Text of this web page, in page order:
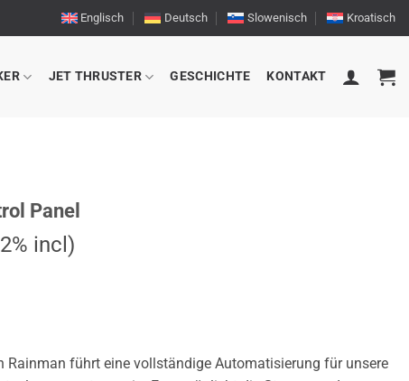
Englisch Deutsch Slowenisch Kroatisch
JET THRUSTER GESCHICHTE KONTAKT
Panel
incl)
Rainman führt eine vollständige Automatisierung für unsere